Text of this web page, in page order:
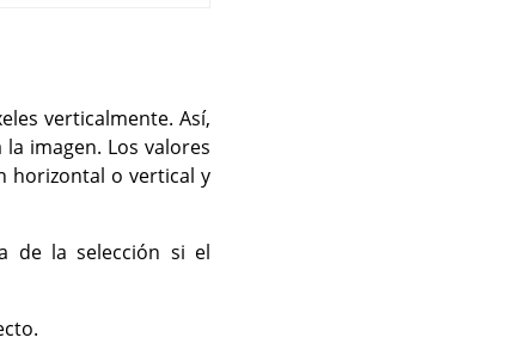
verticalmente. Así,
imagen. Los valores
horizontal o vertical y
de la selección si el